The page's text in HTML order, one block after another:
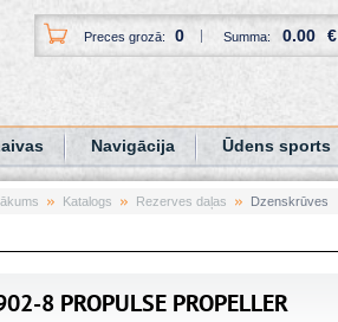
Preces grozā: 0 Summa: 0.00 €
Navigācija Ūdens sports
Katalogs Rezerves daļas Dzenskrūves
8 PROPULSE PROPELLER